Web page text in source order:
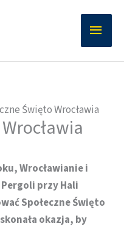
Święto Wrocławia
Wrocławianie i
przy Hali
Społeczne Święto
okazja, by